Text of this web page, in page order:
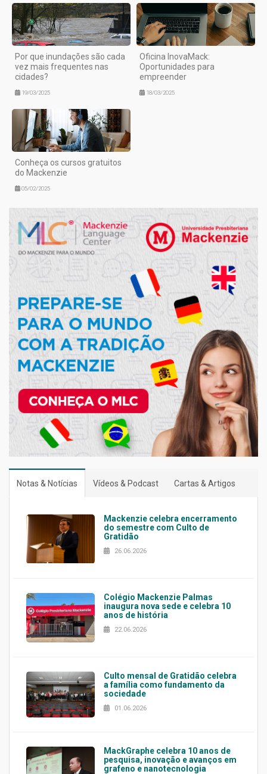
Por que inundações são cada
vez mais frequentes nas
cidades?
19/03/2025
Oficina InovaMack:
Oportunidades para
empreender
18/03/2025
Conheça os cursos gratuitos
do Mackenzie
05/02/2025
Notas & Notícias Vídeos & Podcast Cartas & Artigos
Mackenzie celebra encerramento
do semestre com Culto de
Gratidão
26.06.2026
Colégio Mackenzie Palmas
inaugura nova sede e celebra 10
anos de história
22.06.2026
Culto mensal de Gratidão celebra
a família como fundamento da
sociedade
01.06.2026
MackGraphe celebra 10 anos de
pesquisa, inovação e avanços em
grafeno e nanotecnologia